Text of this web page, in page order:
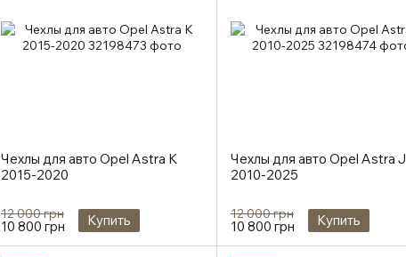
Чехлы для авто Opel Astra K
2015-2020
12 000 грн
10 800 грн Купить
Чехлы для авто Opel Astra J
2010-2025
12 000 грн
10 800 грн Купить